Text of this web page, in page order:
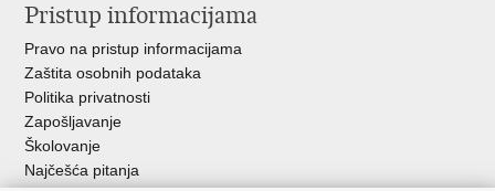
Pristup informacijama
Pravo na pristup informacijama
Zaštita osobnih podataka
Politika privatnosti
Zapošljavanje
Školovanje
Najčešća pitanja